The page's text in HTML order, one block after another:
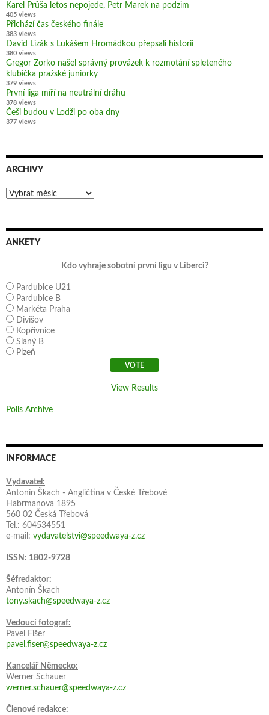
Karel Průša letos nepojede, Petr Marek na podzim
405 views
Přichází čas českého finále
383 views
David Lizák s Lukášem Hromádkou přepsali historii
380 views
Gregor Zorko našel správný provázek k rozmotání spleteného
klubíčka pražské juniorky
379 views
První liga míří na neutrální dráhu
378 views
Češi budou v Lodži po oba dny
377 views
ARCHIVY
Archivy
ANKETY
Kdo vyhraje sobotní první ligu v Liberci?
Pardubice U21
Pardubice B
Markéta Praha
Divišov
Kopřivnice
Slaný B
Plzeň
View Results
Polls Archive
INFORMACE
Vydavatel:
Antonín Škach - Angličtina v České Třebové
Habrmanova 1895
560 02 Česká Třebová
Tel.: 604534551
e-mail: vydavatelstvi@speedwaya-z.cz
ISSN: 1802-9728
Šéfredaktor:
Antonín Škach
tony.skach@speedwaya-z.cz
Vedoucí fotograf:
Pavel Fišer
pavel.fiser@speedwaya-z.cz
Kancelář Německo:
Werner Schauer
werner.schauer@speedwaya-z.cz
Členové redakce: